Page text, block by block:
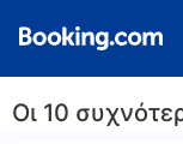
Οι 10